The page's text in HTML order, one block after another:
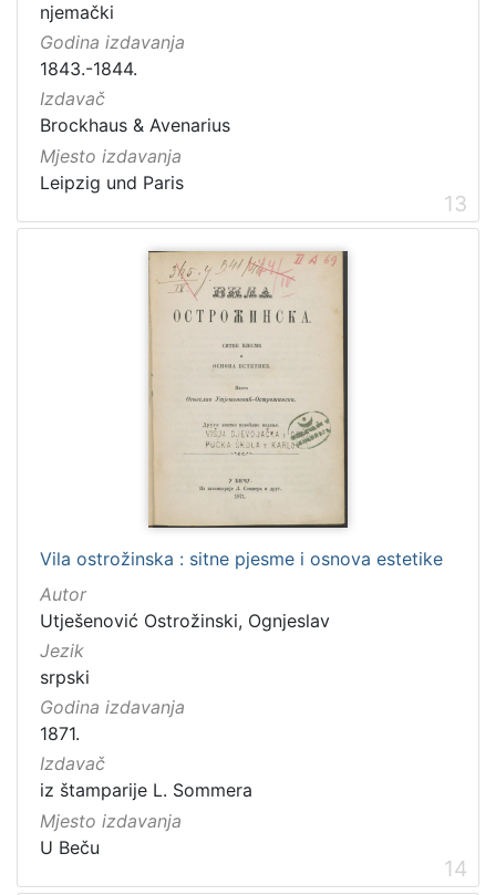
njemački
Godina izdavanja
1843.-1844.
Izdavač
Brockhaus & Avenarius
Mjesto izdavanja
Leipzig und Paris
13
Vila ostrožinska : sitne pjesme i osnova estetike
Autor
Utješenović Ostrožinski, Ognjeslav
Jezik
srpski
Godina izdavanja
1871.
Izdavač
iz štamparije L. Sommera
Mjesto izdavanja
U Beču
14